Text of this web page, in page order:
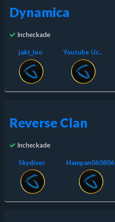
Dynamica
Incheckade
jakt_leo Youtube Uc..
Reverse Clan
Incheckade
Skydiver Hampan060806